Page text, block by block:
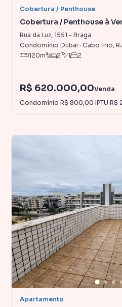
Cobertura / Penthouse
Cobertura / Penthouse à
Rua da Luz, 1551 - Braga
Condomínio Dubai · Cabo Frio,
120m² 2 1 2
R$ 620.000,00Venda
Condomínio R$ 800,00·IPTU R$
Apartamento